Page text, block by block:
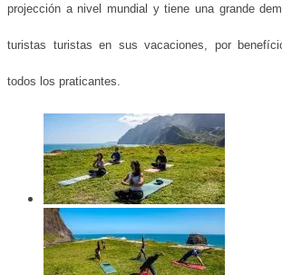
projección a nivel mundial y tiene una grande
turistas turistas en sus vacaciones, por
todos los praticantes.